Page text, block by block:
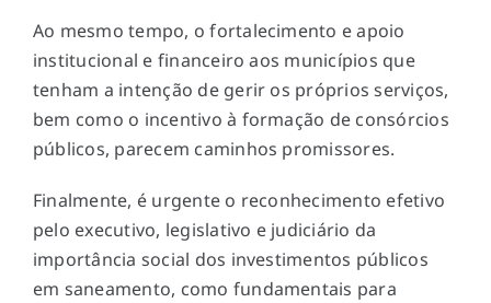
Ao mesmo tempo, o fortalecimento e apoio
institucional e financeiro aos municípios que
tenham a intenção de gerir os próprios serviços,
bem como o incentivo à formação de consórcios
públicos, parecem caminhos promissores.
Finalmente, é urgente o reconhecimento efetivo
pelo executivo, legislativo e judiciário da
importância social dos investimentos públicos
em saneamento, como fundamentais para